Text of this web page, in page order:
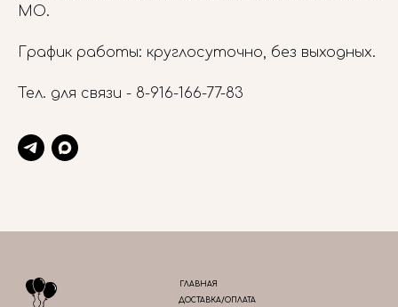
МО.
График работы: круглосуточно, без выходных.
Тел. для связи - 8-916-166-77-83
ГЛАВНАЯ
ДОСТАВКА/ОПЛАТА